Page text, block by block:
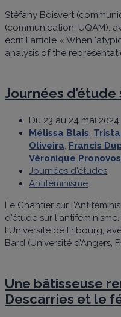
Stéfany Boisvert
(communication, UQAM),
écrit l'article « When
analysis of the
Journées d’étude
Du 23 au 24 mai 2024
Mélissa Blais,
Oliveira, Francis
Véronique
Journées d'études
Antiféminisme
Le Chantier sur
d'étude sur
l'Université de Fribourg,
Bard (Université d’Angers,
Une bâtisseuse
Descarries et le